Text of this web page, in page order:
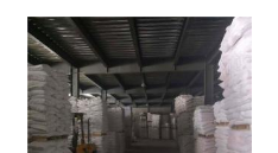
可定制